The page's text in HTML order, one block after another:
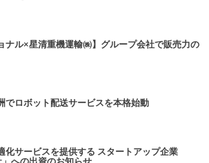
ナル×星清重機運輸㈱】グループ会社で販売力の
でロボット配送サービスを本格始動
化サービスを提供する スタートアップ企業